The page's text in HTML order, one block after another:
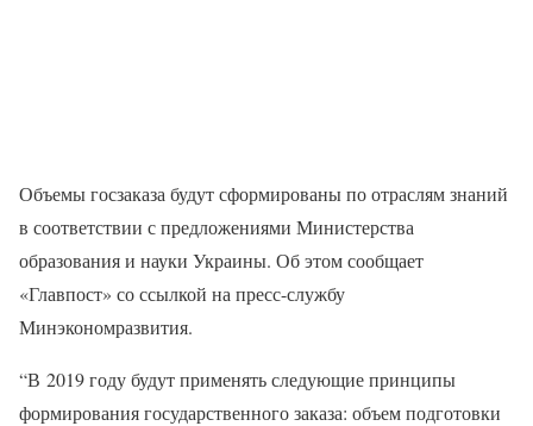
Объемы госзаказа будут сформированы по отраслям знаний
в соответствии с предложениями Министерства
образования и науки Украины. Об этом сообщает
«Главпост» со ссылкой на пресс-службу
Минэкономразвития.
“В 2019 году будут применять следующие принципы
формирования государственного заказа: объем подготовки